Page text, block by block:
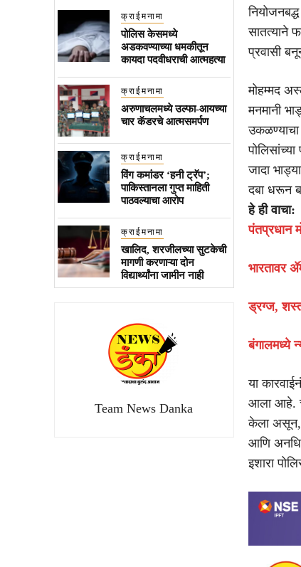
क्राईमनामा
पोलिस केसमध्ये
अडकवण्याच्या धमकीतून
कायदा पदवीधराची आत्महत्या
क्राईमनामा
अरुणाचलमध्ये उल्फा-आयच्या
चार कॅडरचे आत्मसमर्पण
क्राईमनामा
विंग कमांडर ‘हनी ट्रॅप’;
पाकिस्तानला गुप्त माहिती
पाठवल्याचा आरोप
क्राईमनामा
खालिद, शरजीलच्या सुटकेची
मागणी करणाऱ्या दोन
विद्यार्थ्यांना जामीन नाही
Team News Danka
सातत्याने
प्रवासी
मोहम्मद
मनमानी
उकळण्याचा
जादा
दबा धरून
हे ही वाचा:
पंतप्रधान
भारतावर
ड्रग्ज,
बंगालमध्ये
या
आला आहे.
केला असून,
आणि
इशारा